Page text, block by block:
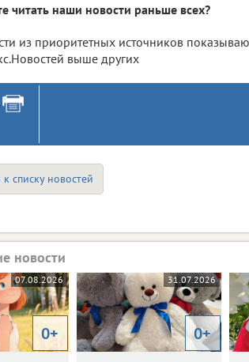
читать наши новости раньше всех?
из приоритетных источников
выше других
к списку новостей
новости
07.08.2026
0+
31.07.2026
0+